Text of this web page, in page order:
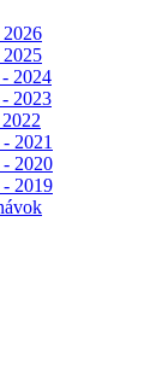
2024
2023
2021
2020
2019